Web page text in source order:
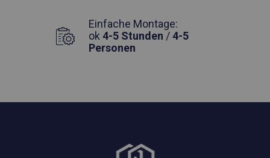
Einfache Montage:
ok 4-5 Stunden /4-5
Personen